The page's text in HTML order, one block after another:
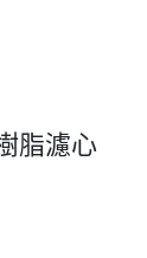
脂濾心